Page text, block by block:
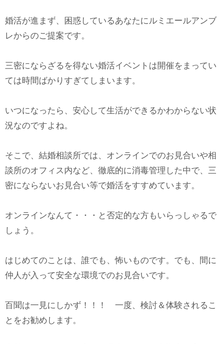
婚活が進まず、困惑しているあなたにルミエールアンブ
レからのご提案です。
三密にならざるを得ない婚活イベントは開催をまってい
ては時間ばかりすぎてしまいます。
いつになったら、安心して生活ができるかわからない状
況なのですよね。
そこで、結婚相談所では、オンラインでのお見合いや相
談所のオフィス内など、徹底的に消毒管理した中で、三
密にならないお見合い等で婚活をすすめています。
オンラインなんて・・・と否定的な方もいらっしゃるで
しょう。
はじめてのことは、誰でも、怖いものです。でも、間に
仲人が入って安全な環境でのお見合いです。
百聞は一見にしかず！！！ 一度、検討＆体験されるこ
とをお勧めします。